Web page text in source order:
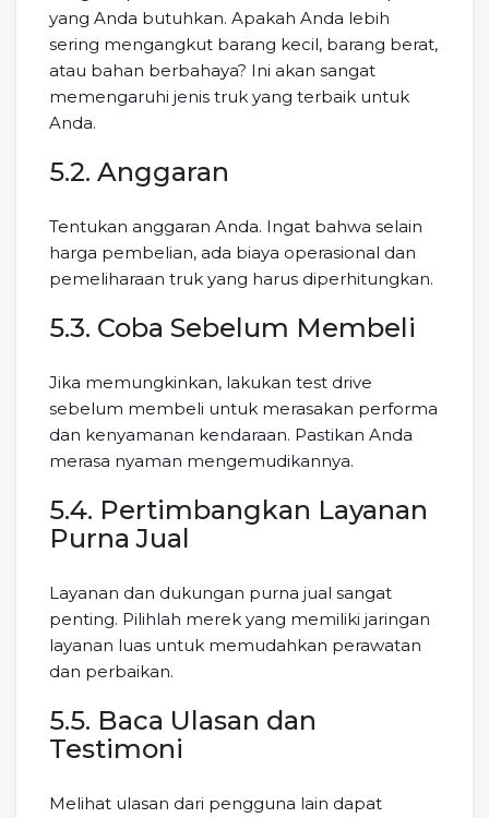
yang Anda butuhkan. Apakah Anda lebih
sering mengangkut barang kecil, barang berat,
atau bahan berbahaya? Ini akan sangat
memengaruhi jenis truk yang terbaik untuk
Anda.
5.2. Anggaran
Tentukan anggaran Anda. Ingat bahwa selain
harga pembelian, ada biaya operasional dan
pemeliharaan truk yang harus diperhitungkan.
5.3. Coba Sebelum Membeli
Jika memungkinkan, lakukan test drive
sebelum membeli untuk merasakan performa
dan kenyamanan kendaraan. Pastikan Anda
merasa nyaman mengemudikannya.
5.4. Pertimbangkan Layanan
Purna Jual
Layanan dan dukungan purna jual sangat
penting. Pilihlah merek yang memiliki jaringan
layanan luas untuk memudahkan perawatan
dan perbaikan.
5.5. Baca Ulasan dan
Testimoni
Melihat ulasan dari pengguna lain dapat